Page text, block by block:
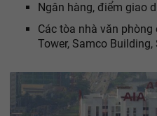
Ngân hàng, điểm giao
Các tòa nhà văn
Tower, Samco